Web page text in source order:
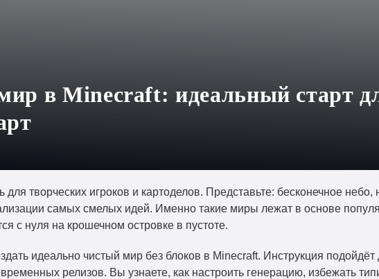
в Minecraft: идеальный старт
творческих игроков и картоделов. Представьте: бесконечное небо,
самых смелых идей. Именно такие миры лежат в основе
с нуля на крошечном островке в пустоте.
идеально чистый мир без блоков в Minecraft. Инструкция
релизов. Вы узнаете, как настроить генерацию, избежать